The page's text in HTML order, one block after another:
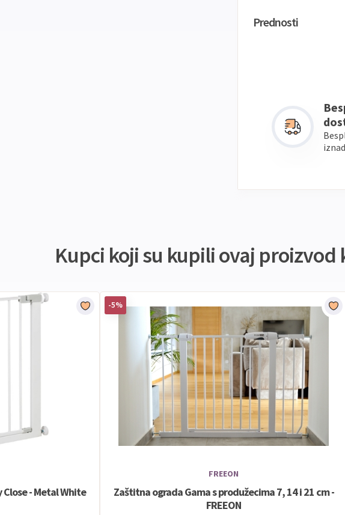
Prednosti
Kupci koji su kupili ovaj proizvod
- Metal White
-5%
FREEON
Zaštitna ograda Gama s produžecima 7, 14 i 21 cm -
FREEON